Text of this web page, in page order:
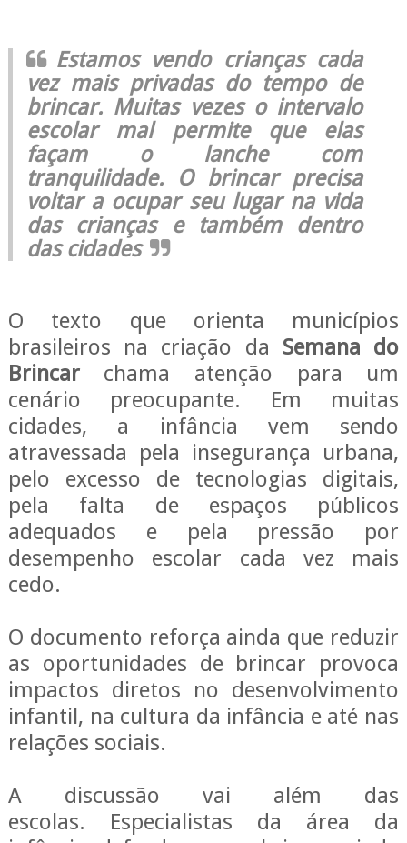
Estamos vendo crianças cada
vez mais privadas do tempo de
brincar. Muitas vezes o intervalo
escolar mal permite que elas
façam o lanche com
tranquilidade. O brincar precisa
voltar a ocupar seu lugar na vida
das crianças e também dentro
das cidades
O texto que orienta municípios
brasileiros na criação da Semana do
Brincarchama atenção para um
cenário preocupante. Em muitas
cidades, a infância vem sendo
atravessada pela insegurança urbana,
pelo excesso de tecnologias digitais,
pela falta de espaços públicos
adequados e pela pressão por
desempenho escolar cada vez mais
cedo.
O documento reforça ainda que reduzir
as oportunidades de brincar provoca
impactos diretos no desenvolvimento
infantil, na cultura da infância e até nas
relações sociais.
A discussão vai além das
escolas. Especialistas da área da